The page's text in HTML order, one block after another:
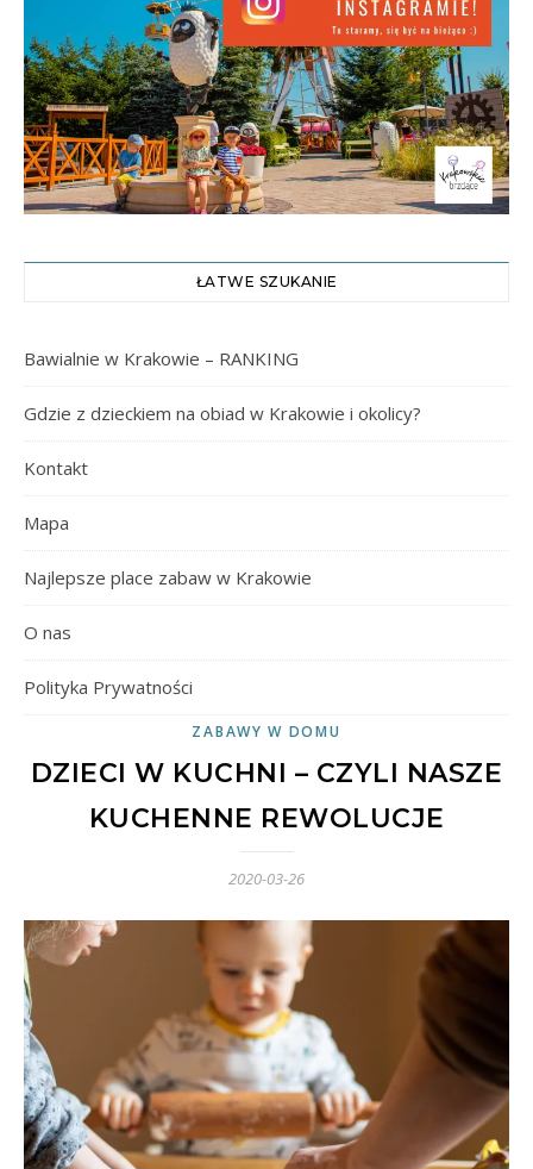
ŁATWE SZUKANIE
Bawialnie w Krakowie – RANKING
Gdzie z dzieckiem na obiad w Krakowie i okolicy?
Kontakt
Mapa
Najlepsze place zabaw w Krakowie
O nas
Polityka Prywatności
ZABAWY W DOMU
DZIECI W KUCHNI – CZYLI NASZE
KUCHENNE REWOLUCJE
2020-03-26